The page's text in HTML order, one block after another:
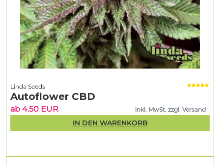
Linda Seeds
Autoflower CBD
ab 4.50 EUR inkl. MwSt. zzgl. Versand
IN DEN WARENKORB